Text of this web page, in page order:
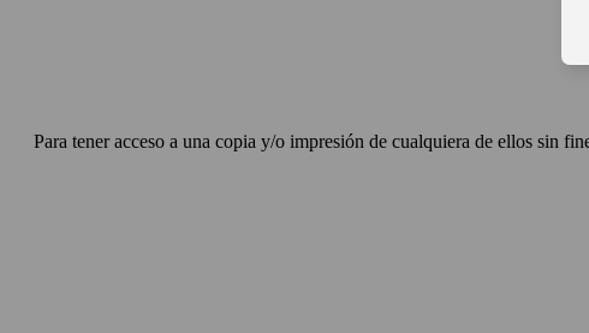
Para tener acceso a una copia y/o impresión de cualquiera de ellos sin